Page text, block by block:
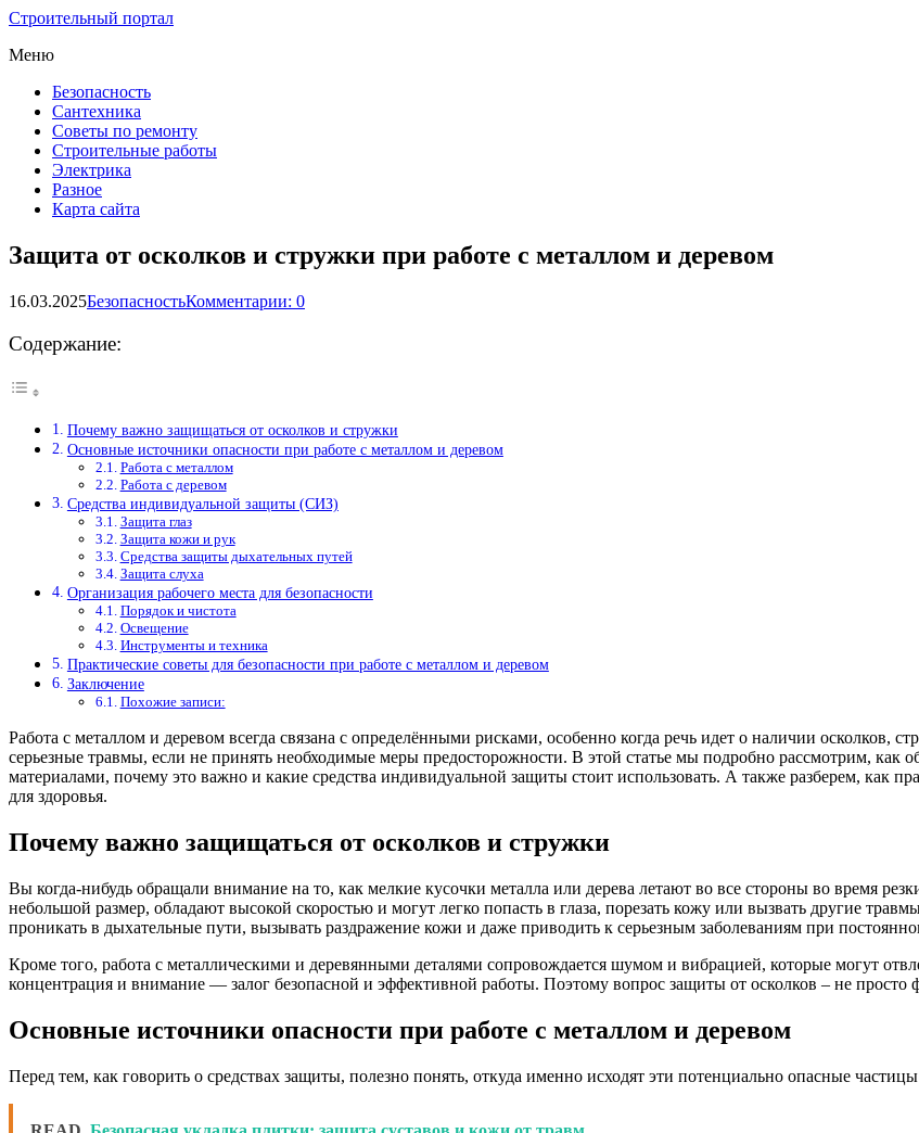
Строительный портал
Меню
Безопасность
Сантехника
Советы по ремонту
Строительные работы
Электрика
Разное
Карта сайта
Защита от осколков и стружки при работе с металлом и деревом
16.03.2025БезопасностьКомментарии: 0
Содержание:
Почему важно защищаться от осколков и стружки
Основные источники опасности при работе с металлом и деревом
Работа с металлом
Работа с деревом
Средства индивидуальной защиты (СИЗ)
Защита глаз
Защита кожи и рук
Средства защиты дыхательных путей
Защита слуха
Организация рабочего места для безопасности
Порядок и чистота
Освещение
Инструменты и техника
Практические советы для безопасности при работе с металлом и деревом
Заключение
Похожие записи:
Работа с металлом и деревом всегда связана с определёнными рисками, особенно когда речь идет о наличии осколков,
серьезные травмы, если не принять необходимые меры предосторожности. В этой статье мы подробно рассмотрим, как
материалами, почему это важно и какие средства индивидуальной защиты стоит использовать. А также разберем, как
для здоровья.
Почему важно защищаться от осколков и стружки
Вы когда-нибудь обращали внимание на то, как мелкие кусочки металла или дерева летают во все стороны во время
небольшой размер, обладают высокой скоростью и могут легко попасть в глаза, порезать кожу или вызвать другие
проникать в дыхательные пути, вызывать раздражение кожи и даже приводить к серьезным заболеваниям при
Кроме того, работа с металлическими и деревянными деталями сопровождается шумом и вибрацией, которые могут
концентрация и внимание — залог безопасной и эффективной работы. Поэтому вопрос защиты от осколков – не просто
Основные источники опасности при работе с металлом и деревом
Перед тем, как говорить о средствах защиты, полезно понять, откуда именно исходят эти потенциально опасные